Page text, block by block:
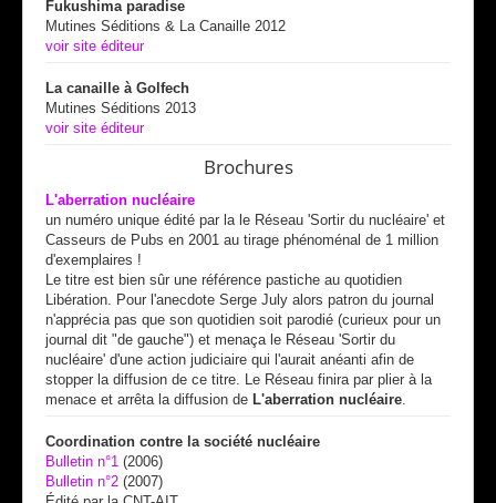
Fukushima paradise
Mutines Séditions & La Canaille 2012
voir site éditeur
La canaille à Golfech
Mutines Séditions 2013
voir site éditeur
Brochures
L'aberration nucléaire
un numéro unique édité par la le Réseau 'Sortir du nucléaire' et
Casseurs de Pubs en 2001 au tirage phénoménal de 1 million
d'exemplaires !
Le titre est bien sûr une référence pastiche au quotidien
Libération. Pour l'anecdote Serge July alors patron du journal
n'apprécia pas que son quotidien soit parodié (curieux pour un
journal dit "de gauche") et menaça le Réseau 'Sortir du
nucléaire' d'une action judiciaire qui l'aurait anéanti afin de
stopper la diffusion de ce titre. Le Réseau finira par plier à la
menace et arrêta la diffusion de L'aberration nucléaire.
Coordination contre la société nucléaire
Bulletin n°1 (2006)
Bulletin n°2 (2007)